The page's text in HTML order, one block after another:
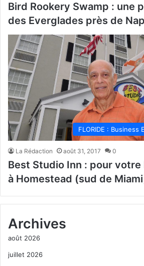
Bird Rookery Swamp : une
des Everglades près de
FLORIDE : Business
La Rédaction août 31, 2017 0
Best Studio Inn : pour
à Homestead (sud de
Archives
août 2026
juillet 2026